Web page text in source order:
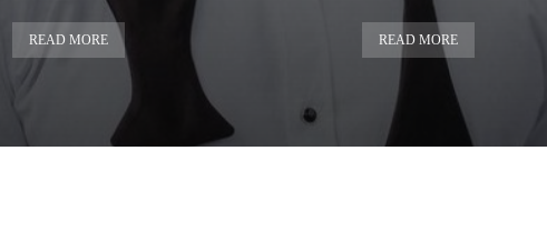
READ MORE READ MORE